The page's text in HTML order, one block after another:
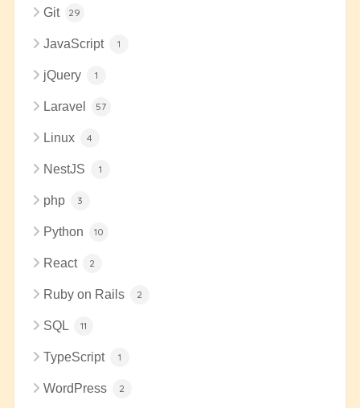
Git 29
JavaScript 1
jQuery 1
Laravel 57
Linux 4
NestJS 1
php 3
Python 10
React 2
Ruby on Rails 2
SQL 11
TypeScript 1
WordPress 2